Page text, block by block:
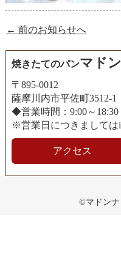
← 前のお知らせへ
焼きたてのパンマド
〒895-0012
薩摩川内市平佐町3512-1
◆営業時間：9:00～
※営業日につきましては
アクセス
©マドンナ